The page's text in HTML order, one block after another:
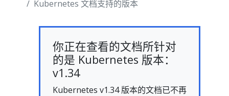
Kubernetes 文档支持的版本
你正在查看的文档所针对
的是 Kubernetes 版本：
v1.34
Kubernetes v1.34 版本的文档已不再